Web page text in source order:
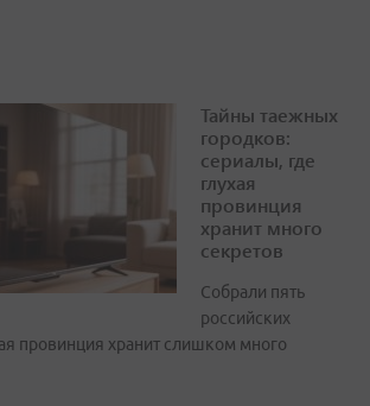
Тайны таежных
городков:
сериалы, где
глухая
провинция
хранит много
секретов
Собрали пять
российских
провинция хранит слишком много